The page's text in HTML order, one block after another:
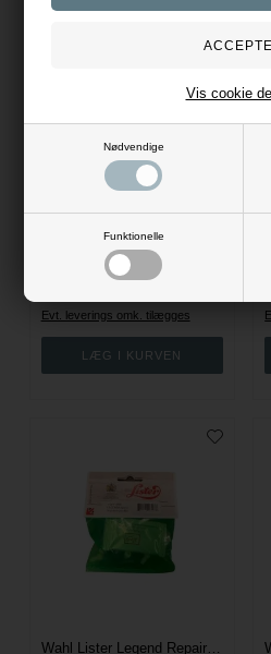
Nødvendige
Funktionelle
Vis cookie
DKK
Evt. leverings omk. tilægges
Wahl Lister Legend Repair Kit